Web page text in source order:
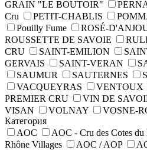
GRAIN "LE BOUTOIR"
Cru
PETIT-CHABLIS
Pouilly Fume
ROSÉ-
ROUSSETTE DE SAVOIE
CRU
SAINT-EMILION
GERVAIS
SAINT-VERAN
SAUMUR
SAUTERNES
VACQUEYRAS
VENTOUX
PREMIER CRU
VIN DE
VISAN
VOLNAY VOSNE-
Категория
AOC
AOC - Cru des Cotes du
Rhône Villages
AOC / AOP